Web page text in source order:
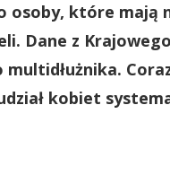
osoby, które mają
Dane z
kobiet